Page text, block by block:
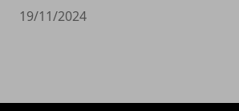
19/11/2024